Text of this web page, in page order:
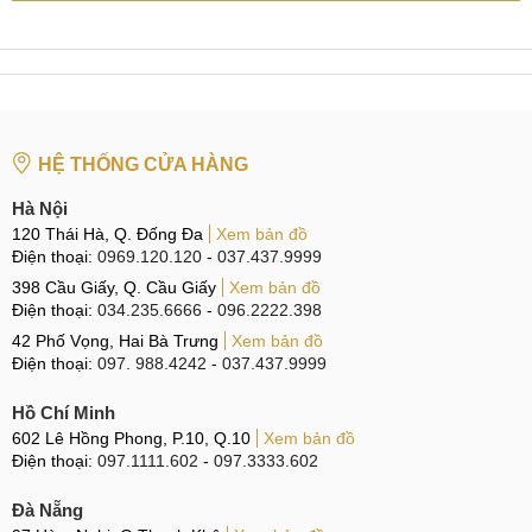
Để có được sự tin tưởng của khách hàng, trong suốt quá
Đảm bảo chất lượng màn hình sau thay thế tương đương
nhất với linh kiện gốc, MobileCity Care luôn ưu tiên lựa
chọn những linh kiện có nguồn gốc rõ ràng, đạt chuẩn chất
lượng cao nhất:
dụng trong thay thế đều là hàng mới nguyên bản 100%,
không sử dụng linh kiện tái chế.
Chính hãng, chất lượng cao
linh kiện được nhập Chính hãng từ nhà sản xuất, đảm
HỆ THỐNG CỬA HÀNG
Hà Nội
120 Thái Hà, Q. Đống Đa
Xem bản đồ
Điện thoại: 0969.120.120 - 037.437.9999
398 Cầu Giấy, Q. Cầu Giấy
Xem bản đồ
Điện thoại: 034.235.6666 - 096.2222.398
42 Phố Vọng, Hai Bà Trưng
Xem bản đồ
Điện thoại: 097. 988.4242 - 037.437.9999
Hồ Chí Minh
602 Lê Hồng Phong, P.10, Q.10
Xem bản đồ
Điện thoại: 097.1111.602 - 097.3333.602
Đà Nẵng